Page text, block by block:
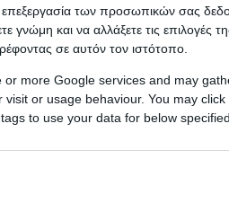
επεξεργασία των προσωπικών σας
και να αλλάξετε τις επιλογές
σε αυτόν τον ιστότοπο.
more Google services and may
or usage behaviour. You may
to use your data for below
€
Εξοπλισμοί
Αντικείμενα -